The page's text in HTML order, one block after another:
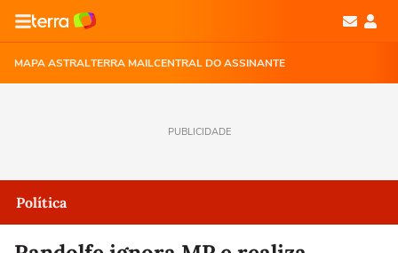
MAPA ASTRALTERRA MAILCENTRAL DO ASSINANTE
PUBLICIDADE
Política